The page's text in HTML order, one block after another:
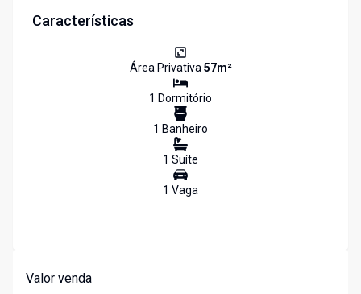
Características
Área Privativa57m²
1 Dormitório
1 Banheiro
1 Suíte
1 Vaga
Valor venda